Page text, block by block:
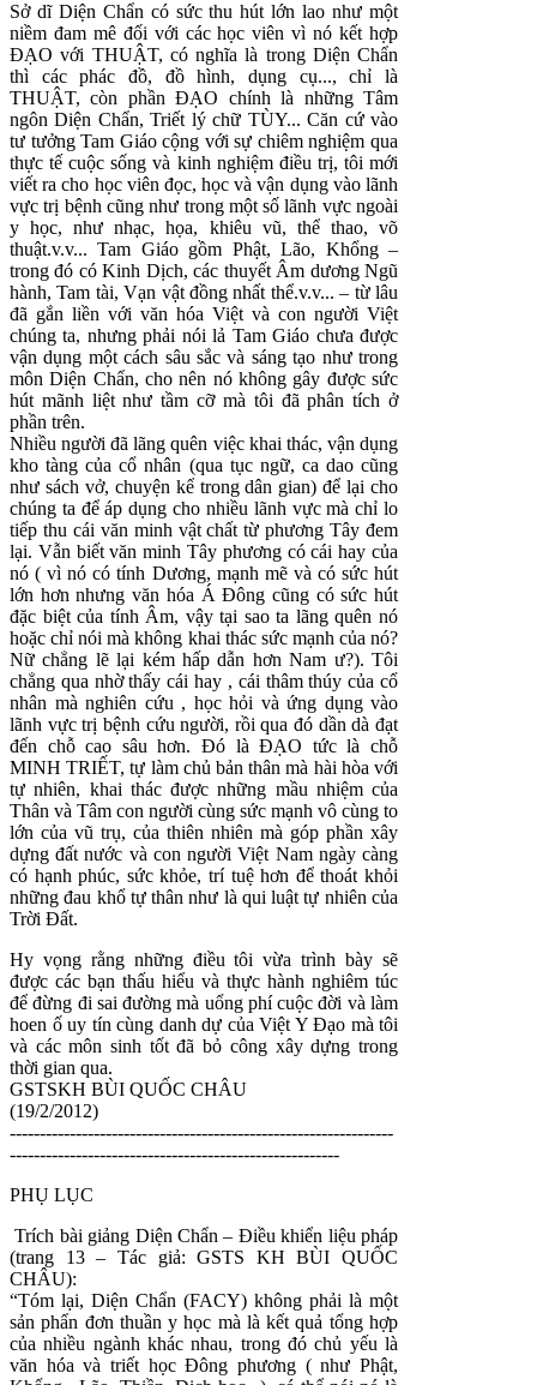
Sở dĩ Diện Chẩn có sức thu hút lớn lao như một
niềm đam mê đối với các học viên vì nó kết hợp
ĐẠO với THUẬT, có nghĩa là trong Diện Chẩn
thì các phác đồ, đồ hình, dụng cụ..., chỉ là
THUẬT, còn phần ĐẠO chính là những Tâm
ngôn Diện Chẩn, Triết lý chữ TÙY... Căn cứ vào
tư tưởng Tam Giáo cộng với sự chiêm nghiệm qua
thực tế cuộc sống và kinh nghiệm điều trị, tôi mới
viết ra cho học viên đọc, học và vận dụng vào lãnh
vực trị bệnh cũng như trong một số lãnh vực ngoài
y học, như nhạc, họa, khiêu vũ, thể thao, võ
thuật.v.v... Tam Giáo gồm Phật, Lão, Khổng –
trong đó có Kinh Dịch, các thuyết Âm dương Ngũ
hành, Tam tài, Vạn vật đồng nhất thể.v.v... – từ lâu
đã gắn liền với văn hóa Việt và con người Việt
chúng ta, nhưng phải nói lả Tam Giáo chưa được
vận dụng một cách sâu sắc và sáng tạo như trong
môn Diện Chẩn, cho nên nó không gây được sức
hút mãnh liệt như tầm cỡ mà tôi đã phân tích ở
phần trên.
Nhiều người đã lãng quên việc khai thác, vận dụng
kho tàng của cổ nhân (qua tục ngữ, ca dao cũng
như sách vở, chuyện kể trong dân gian) để lại cho
chúng ta để áp dụng cho nhiều lãnh vực mà chỉ lo
tiếp thu cái văn minh vật chất từ phương Tây đem
lại. Vẫn biết văn minh Tây phương có cái hay của
nó ( vì nó có tính Dương, mạnh mẽ và có sức hút
lớn hơn nhưng văn hóa Á Đông cũng có sức hút
đặc biệt của tính Âm, vậy tại sao ta lãng quên nó
hoặc chỉ nói mà không khai thác sức mạnh của nó?
Nữ chẳng lẽ lại kém hấp dẫn hơn Nam ư?). Tôi
chẳng qua nhờ thấy cái hay , cái thâm thúy của cổ
nhân mà nghiên cứu , học hỏi và ứng dụng vào
lãnh vực trị bệnh cứu người, rồi qua đó dần dà đạt
đến chỗ cao sâu hơn. Đó là ĐẠO tức là chỗ
MINH TRIẾT, tự làm chủ bản thân mà hài hòa với
tự nhiên, khai thác được những mầu nhiệm của
Thân và Tâm con người cùng sức mạnh vô cùng to
lớn của vũ trụ, của thiên nhiên mà góp phần xây
dựng đất nước và con người Việt Nam ngày càng
có hạnh phúc, sức khỏe, trí tuệ hơn để thoát khỏi
những đau khổ tự thân như là qui luật tự nhiên của
Trời Đất.
Hy vọng rằng những điều tôi vừa trình bày sẽ
được các bạn thấu hiểu và thực hành nghiêm túc
để đừng đi sai đường mà uổng phí cuộc đời và làm
hoen ố uy tín cùng danh dự của Việt Y Đạo mà tôi
và các môn sinh tốt đã bỏ công xây dựng trong
thời gian qua.
GSTSKH BÙI QUỐC CHÂU
(19/2/2012)
----------------------------------------------------------------
-------------------------------------------------------
PHỤ LỤC
Trích bài giảng Diện Chẩn – Điều khiển liệu pháp
(trang 13 – Tác giả: GSTS KH BÙI QUỐC
CHÂU):
“Tóm lại, Diện Chẩn (FACY) không phải là một
sản phẩn đơn thuần y học mà là kết quả tổng hợp
của nhiều ngành khác nhau, trong đó chủ yếu là
văn hóa và triết học Đông phương ( như Phật,